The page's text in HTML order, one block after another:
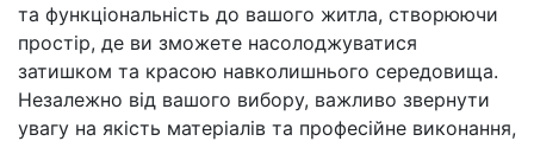
та функціональність до вашого житла, створюючи
простір, де ви зможете насолоджуватися
затишком та красою навколишнього середовища.
Незалежно від вашого вибору, важливо звернути
увагу на якість матеріалів та професійне виконання,